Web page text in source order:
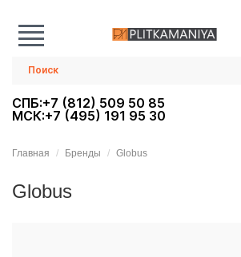
СПБ:+7 (812) 509 50 85
МСК:+7 (495) 191 95 30
Главная Бренды Globus
Globus